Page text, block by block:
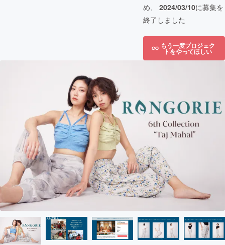
め、 2024/03/10に募集を
終了しました
もう一度プロジェク
トをやってほしい